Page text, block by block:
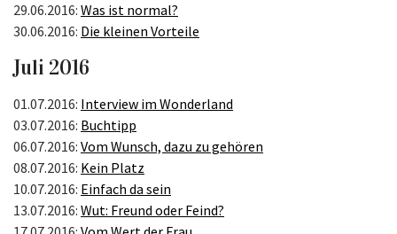
29.06.2016: Was ist normal?
30.06.2016: Die kleinen Vorteile
Juli 2016
01.07.2016: Interview im Wonderland
03.07.2016: Buchtipp
06.07.2016: Vom Wunsch, dazu zu gehören
08.07.2016: Kein Platz
10.07.2016: Einfach da sein
13.07.2016: Wut: Freund oder Feind?